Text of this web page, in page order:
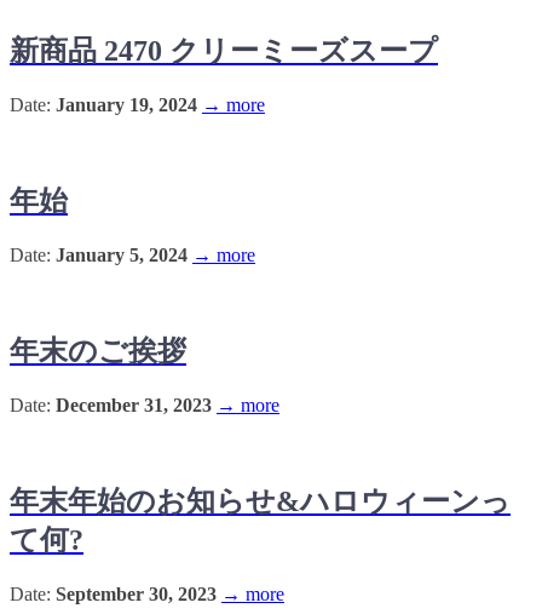
新商品 2470 クリーミーズスープ
Date: January 19, 2024 → more
年始
Date: January 5, 2024 → more
年末のご挨拶
Date: December 31, 2023 → more
年末年始のお知らせ&ハロウィーンっ
て何?
Date: September 30, 2023 → more